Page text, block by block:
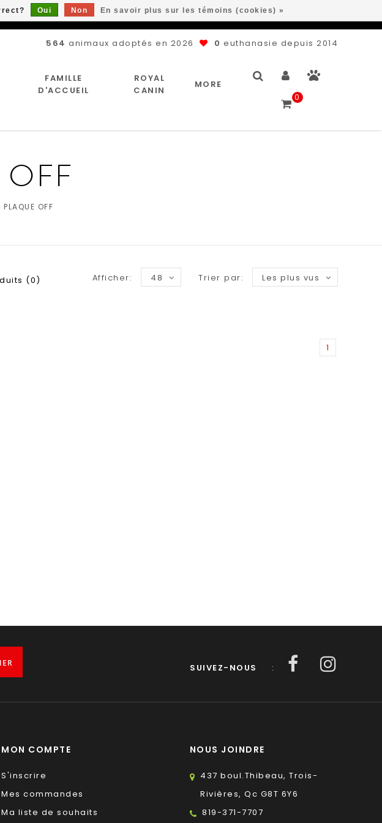
564 animaux adoptés en 2026 0 euthanasie depuis 2014
FAMILLE
D'ACCUEIL
ROYAL
CANIN
MORE
0
PLAQUE OFF
(0) Trier par: Les plus vus
Afficher: 48
1
SUIVEZ-NOUS :
MON COMPTE
S'inscrire
Mes commandes
Ma liste de souhaits
NOUS JOINDRE
437 boul.Thibeau, Trois-
Rivières, Qc G8T 6Y6
819-371-7707
Oui Non En savoir plus sur les témoins (cookies) »
de 89$*